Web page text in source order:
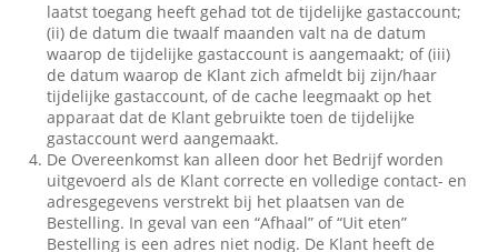
laatst toegang heeft gehad tot de tijdelijke gastaccount;
(ii) de datum die twaalf maanden valt na de datum
waarop de tijdelijke gastaccount is aangemaakt; of (iii)
de datum waarop de Klant zich afmeldt bij zijn/haar
tijdelijke gastaccount, of de cache leegmaakt op het
apparaat dat de Klant gebruikte toen de tijdelijke
gastaccount werd aangemaakt.
De Overeenkomst kan alleen door het Bedrijf worden
uitgevoerd als de Klant correcte en volledige contact- en
adresgegevens verstrekt bij het plaatsen van de
Bestelling. In geval van een “Afhaal” of “Uit eten”
Bestelling is een adres niet nodig. De Klant heeft de